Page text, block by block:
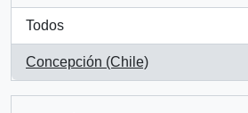
Todos
Concepción (Chile)
, 1 resultados